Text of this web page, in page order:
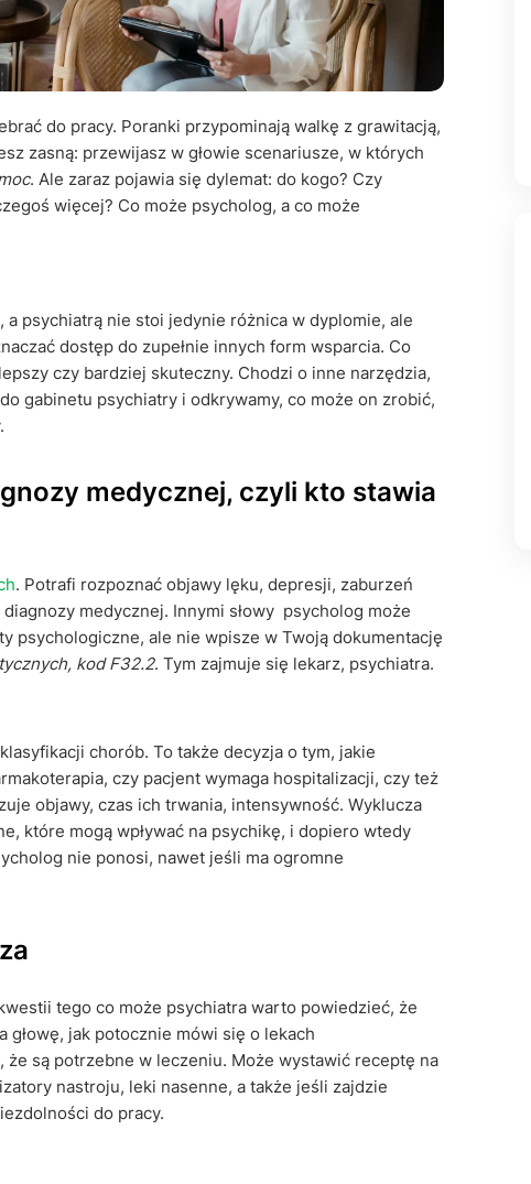
do pracy. Poranki przypominają walkę z grawitacją,
zasną: przewijasz w głowie scenariusze, w których
. Ale zaraz pojawia się dylemat: do kogo? Czy
więcej? Co może psycholog, a co może
psychiatrą nie stoi jedynie różnica w dyplomie, ale
dostęp do zupełnie innych form wsparcia. Co
czy bardziej skuteczny. Chodzi o inne narzędzia,
gabinetu psychiatry i odkrywamy, co może on zrobić,
medycznej, czyli kto stawia
. Potrafi rozpoznać objawy lęku, depresji, zaburzeń
medycznej. Innymi słowy psycholog może
psychologiczne, ale nie wpisze w Twoją dokumentację
kod F32.2. Tym zajmuje się lekarz, psychiatra.
chorób. To także decyzja o tym, jakie
czy pacjent wymaga hospitalizacji, czy też
objawy, czas ich trwania, intensywność. Wyklucza
które mogą wpływać na psychikę, i dopiero wtedy
nie ponosi, nawet jeśli ma ogromne
tego co może psychiatra warto powiedzieć, że
jak potocznie mówi się o lekach
są potrzebne w leczeniu. Może wystawić receptę na
nastroju, leki nasenne, a także jeśli zajdzie
do pracy.